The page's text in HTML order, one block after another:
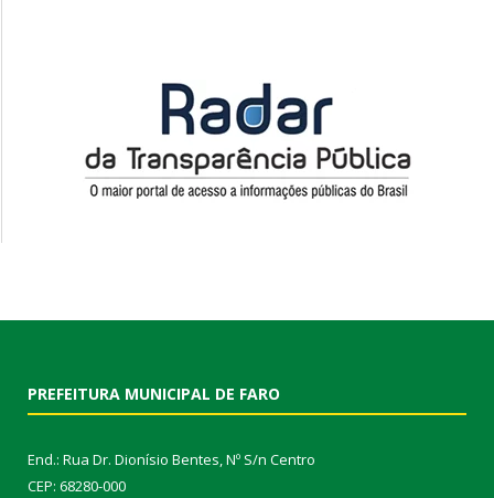
PREFEITURA MUNICIPAL DE FARO
End.: Rua Dr. Dionísio Bentes, Nº S/n Centro
CEP: 68280-000